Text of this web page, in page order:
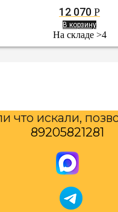
12 070 Р
В корзину
На складе >4
что искали,
89205821281